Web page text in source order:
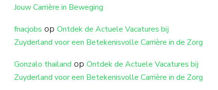
Jouw Carrière in Beweging
fnacjobs op Ontdek de Actuele Vacatures bij
Zuyderland voor een Betekenisvolle Carrière in de Zorg
Gonzalo thailand op Ontdek de Actuele Vacatures bij
Zuyderland voor een Betekenisvolle Carrière in de Zorg